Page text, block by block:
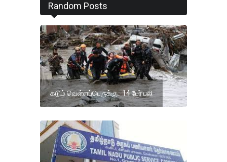
Random Posts
கடும் வெள்ளப்பெருக்கு.. 14 பேர் பலி